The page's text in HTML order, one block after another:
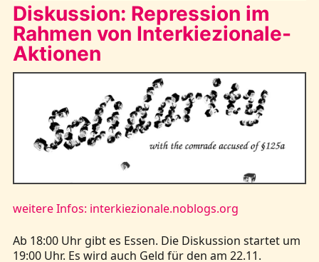
Diskussion: Repression im
Rahmen von Interkiezionale-
Aktionen
weitere Infos: interkiezionale.noblogs.org
Ab 18:00 Uhr gibt es Essen. Die Diskussion startet um
19:00 Uhr. Es wird auch Geld für den am 22.11.